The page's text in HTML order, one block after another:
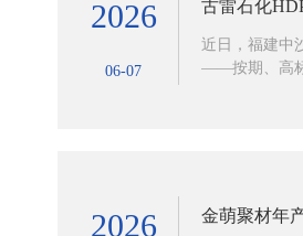
2026
06-07
古雷石化
近日，福建中
——按期、高
2026 金萌聚材年